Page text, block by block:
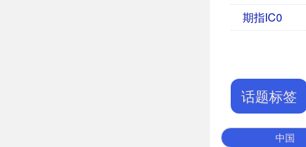
期指IC0
话题标签
中国